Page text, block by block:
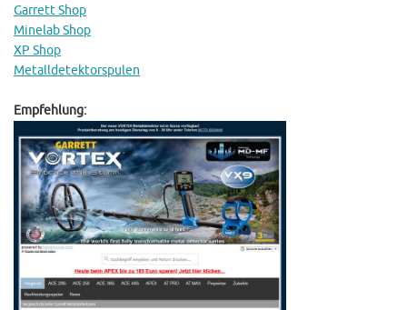
Garrett Shop
Minelab Shop
XP Shop
Metalldetektorspulen
Empfehlung: